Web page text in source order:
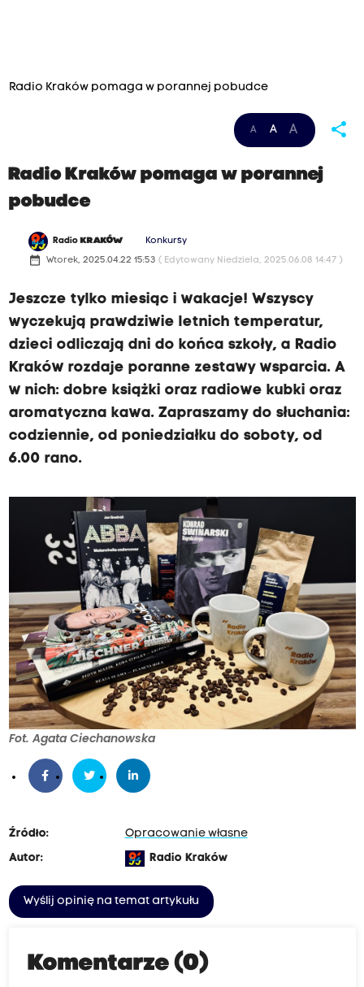
Radio Kraków pomaga w porannej pobudce
A A A share
Radio Kraków pomaga w porannej
pobudce
Radio KRAKÓW Konkursy
date_range Wtorek, 2025.04.22 15:53 ( Edytowany Niedziela, 2025.06.08 14:47 )
Jeszcze tylko miesiąc i wakacje! Wszyscy
wyczekują prawdziwie letnich temperatur,
dzieci odliczają dni do końca szkoły, a Radio
Kraków rozdaje poranne zestawy wsparcia. A
w nich: dobre książki oraz radiowe kubki oraz
aromatyczna kawa. Zapraszamy do słuchania:
codziennie, od poniedziałku do soboty, od
6.00 rano.
Fot. Agata Ciechanowska
c
z
y
i
a
p
o
l
e
c
a
Źródło:
Opracowanie własne
Autor:
Radio Kraków
Wyślij opinię na temat artykułu
Komentarze (0)